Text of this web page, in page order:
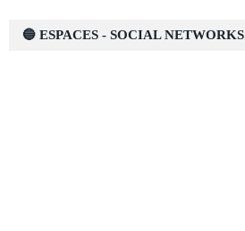
🔵 ESPACES - SOCIAL NETWORKS